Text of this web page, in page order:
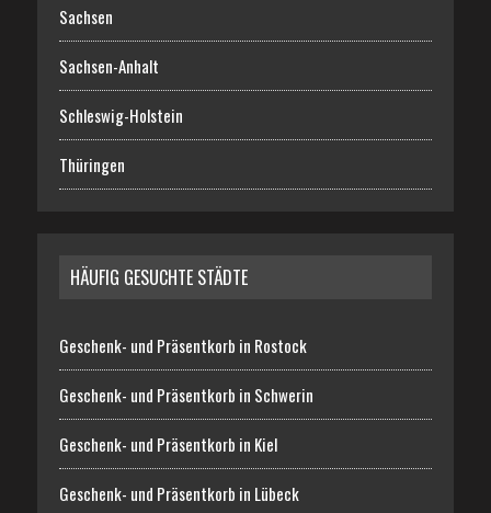
Sachsen
Sachsen-Anhalt
Schleswig-Holstein
Thüringen
HÄUFIG GESUCHTE STÄDTE
Geschenk- und Präsentkorb in Rostock
Geschenk- und Präsentkorb in Schwerin
Geschenk- und Präsentkorb in Kiel
Geschenk- und Präsentkorb in Lübeck